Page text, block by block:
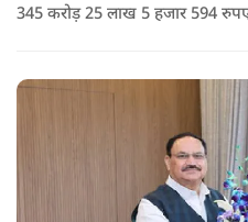
345 करोड़ 25 लाख 5 हजार 594